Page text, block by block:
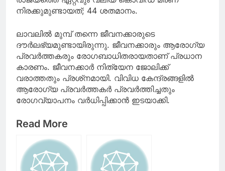
നിരക്കുമുണ്ടായത്; 44 ശതമാനം.
ലാവലില്‍ മുമ്പ് തന്നെ ജീവനക്കാരുടെ
ദൗര്‍ലഭ്യമുണ്ടായിരുന്നു. ജീവനക്കാരും ആരോഗ്യ
പ്രവര്‍ത്തകരും രോഗബാധിതരായതാണ് പ്രധാന
കാരണം. ജീവനക്കാര്‍ നിത്യേന ജോലിക്ക്
വരാത്തതും പ്രശ്‌നമായി. വിവിധ കേന്ദ്രങ്ങളില്‍
ആരോഗ്യ പ്രവര്‍ത്തകര്‍ പ്രവര്‍ത്തിച്ചതും
രോഗവ്യാപനം വര്‍ധിപ്പിക്കാന്‍ ഇടയാക്കി.
Read More